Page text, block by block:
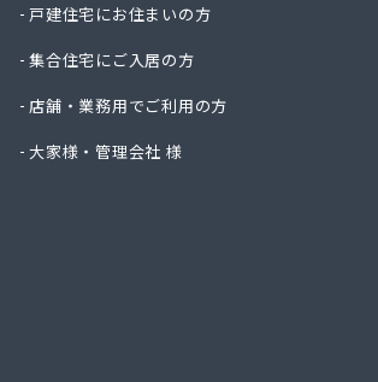
戸建住宅にお住まいの方
集合住宅にご入居の方
店舗・業務用でご利用の方
大家様・管理会社 様